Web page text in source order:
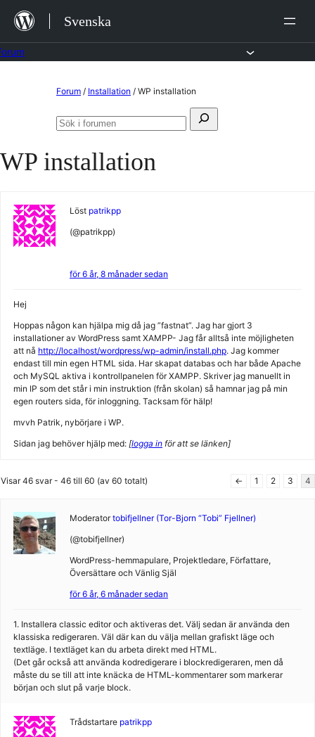
Hoppa
innehåll
Svenska
Forum / Installation / WP installation
Sök
Sök
WP installation
Löst patrikpp
(@patrikpp)
för 6 år, 8 månader sedan
Hej
Hoppas någon kan hjälpa mig då jag ”fastnat”. Jag har gjort 3
installationer av WordPress samt XAMPP- Jag får alltså inte möjligheten
att nå http://localhost/wordpress/wp-admin/install.php. Jag kommer
endast till min egen HTML sida. Har skapat databas och har både Apache
och MySQL aktiva i kontrollpanelen för XAMPP. Skriver jag manuellt in
min IP som det står i min instruktion (från skolan) så hamnar jag på min
egen routers sida, för inloggning. Tacksam för hälp!
mvvh Patrik, nybörjare i WP.
Sidan jag behöver hjälp med: [logga in för att se länken]
Visar 46 svar - 46 till 60 (av 60 totalt) ← 1 2 3 4
Moderator tobifjellner (Tor-Bjorn “Tobi” Fjellner)
(@tobifjellner)
WordPress-hemmapulare, Projektledare, Författare,
Översättare och Vänlig Själ
för 6 år, 6 månader sedan
1. Installera classic editor och aktiveras det. Välj sedan är använda den
klassiska redigeraren. Väl där kan du välja mellan grafiskt läge och
textläge. I textläget kan du arbeta direkt med HTML.
(Det går också att använda kodredigerare i blockredigeraren, men då
måste du se till att inte knäcka de HTML-kommentarer som markerar
början och slut på varje block.
Trådstartare patrikpp